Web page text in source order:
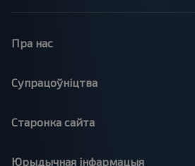
Пра нас
Супрацоўніцтва
Старонка сайта
Юрыдычная інфармацыя